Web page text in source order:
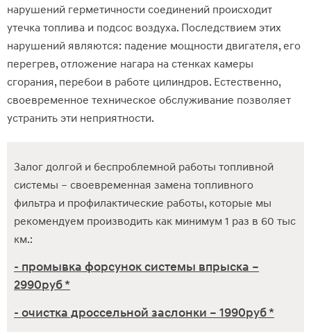
нарушений герметичности соединений происходит
утечка топлива и подсос воздуха. Последствием этих
нарушений являются: падение мощности двигателя, его
перегрев, отложение нагара на стенках камеры
сгорания, перебои в работе цилиндров. Естественно,
своевременное техническое обслуживание позволяет
устранить эти неприятности.
Залог долгой и беспроблемной работы топливной
системы – своевременная замена топливного
фильтра и профилактические работы, которые мы
рекомендуем производить как минимум 1 раз в 60 тыс
км.:
- промывка форсунок системы впрыска –
2990руб *
- очистка дроссельной заслонки – 1990руб *